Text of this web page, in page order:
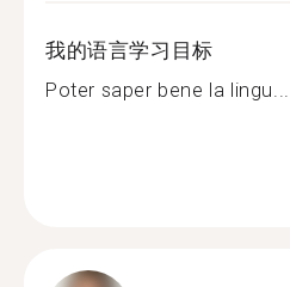
我的语言学习目标
Poter saper bene la lingu...